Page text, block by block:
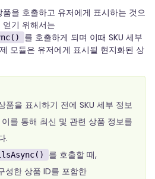
을 호출하고 유저에게 표시하는 것으
기 위해서는
를 호출하게 되며 이때 SKU 세부
모듈은 유저에게 표시될 현지화된 상
품을 표시하기 전에 SKU 세부 정보
를 통해 최신 및 관련 상품 정보를
.
를 호출할 때,
성한 상품 ID를 포함한